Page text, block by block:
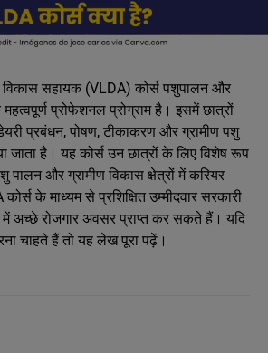
विकास सहायक (VLDA) कोर्स पशुपालन और
प्रोफेशनल प्रोग्राम है। इसमें छात्रों
प्रबंधन, पोषण, टीकाकरण और ग्रामीण पशु
जाता है। यह कोर्स उन छात्रों के लिए विशेष रूप
और ग्रामीण विकास क्षेत्रों में करियर
के माध्यम से प्रशिक्षित उम्मीदवार सरकारी
में अच्छे रोजगार अवसर प्राप्त कर सकते हैं। यदि
चाहते हैं तो यह लेख पूरा पढ़ें।